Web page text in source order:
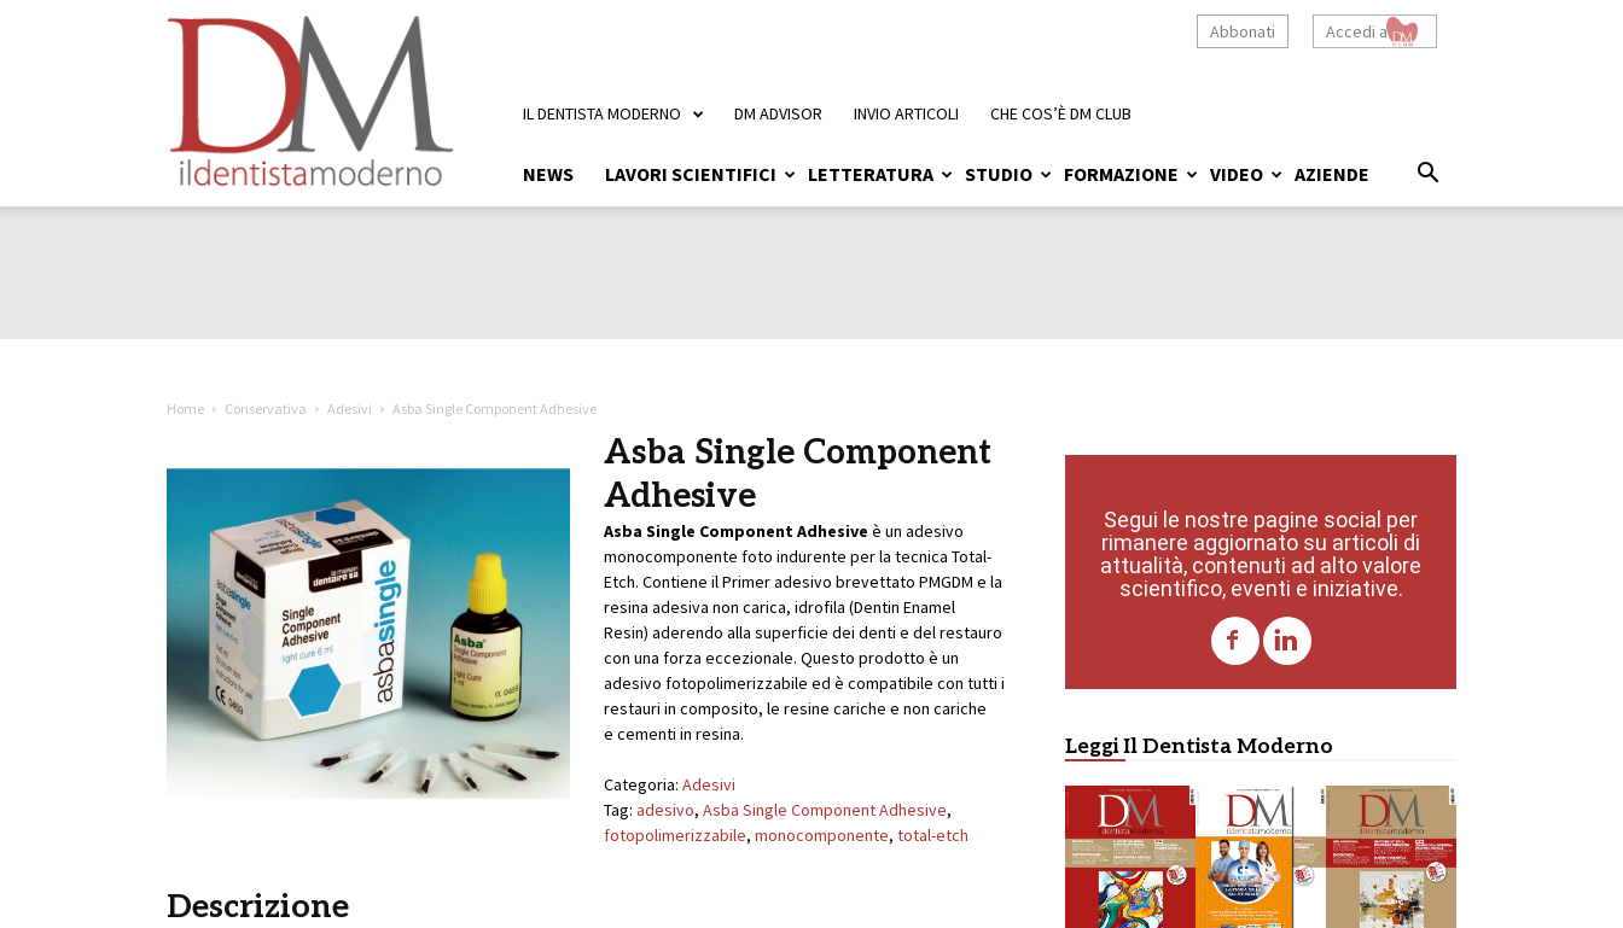
Accedi a
Abbonati
NEWS LAVORI SCIENTIFICI LETTERATURA STUDIO FORMAZIONE VIDEO AZIENDE
IL DENTISTA MODERNO DM ADVISOR INVIO ARTICOLI CHE COS’È DM CLUB
Home Conservativa Adesivi Asba Single Component Adhesive
Asba Single Component
Adhesive
Asba Single Component Adhesive è un adesivo
monocomponente foto indurente per la tecnica Total-
Etch. Contiene il Primer adesivo brevettato PMGDM e la
resina adesiva non carica, idrofila (Dentin Enamel
Resin) aderendo alla superficie dei denti e del restauro
con una forza eccezionale. Questo prodotto è un
adesivo fotopolimerizzabile ed è compatibile con tutti i
restauri in composito, le resine cariche e non cariche
e cementi in resina.
Categoria: Adesivi
Tag: adesivo, Asba Single Component Adhesive,
fotopolimerizzabile, monocomponente, total-etch
Descrizione
Segui le nostre pagine social per
rimanere aggiornato su articoli di
attualità, contenuti ad alto valore
scientifico, eventi e iniziative.
Leggi Il Dentista Moderno